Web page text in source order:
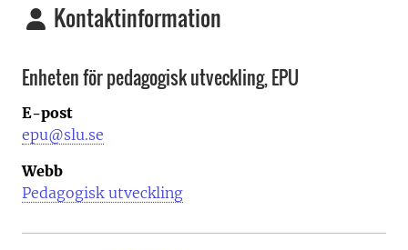
Kontaktinformation
Enheten för pedagogisk utveckling, EPU
E-post
epu@slu.se
Webb
Pedagogisk utveckling